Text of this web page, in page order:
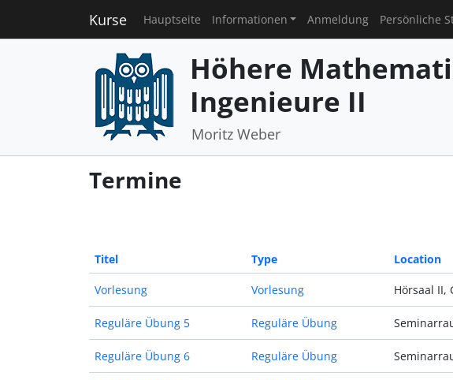
Kurse Hauptseite Informationen Anmeldung Persönliche
Höhere
Ingenieure II
Moritz Weber
Termine
Titel Type Location
Vorlesung Vorlesung Hörsaal II,
Reguläre Übung 5 Reguläre Übung
Reguläre Übung 6 Reguläre Übung